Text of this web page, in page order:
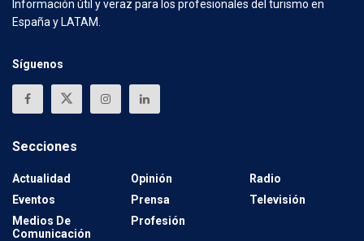
Información útil y veraz para los profesionales del turismo en
España y LATAM.
Síguenos
Secciones
Actualidad
Eventos
Medios De
Comunicación
Opinión
Prensa
Profesión
Radio
Televisión